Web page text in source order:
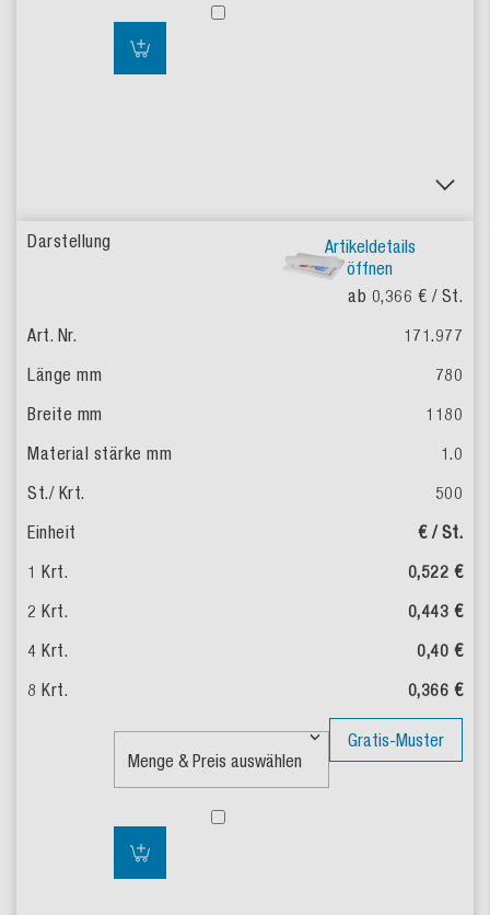
Artikeldetails
öffnen
ab 0,366 € / St.
171.977
780
1180
1.0
500
€ / St.
0,522 €
0,443 €
0,40 €
0,366 €
Gratis-Muster